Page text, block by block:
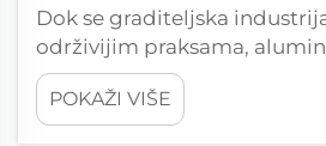
Dok se graditeljska
održivijim praksama,
pojavljuju se kao ključni
transformaciji. Zahvaljujući
težini, izdržljivosti i
POKAŽI VIŠE